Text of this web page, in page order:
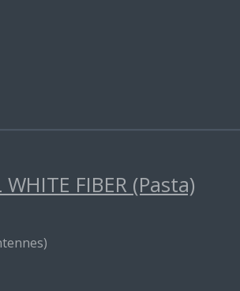
WHITE FIBER (Pasta)